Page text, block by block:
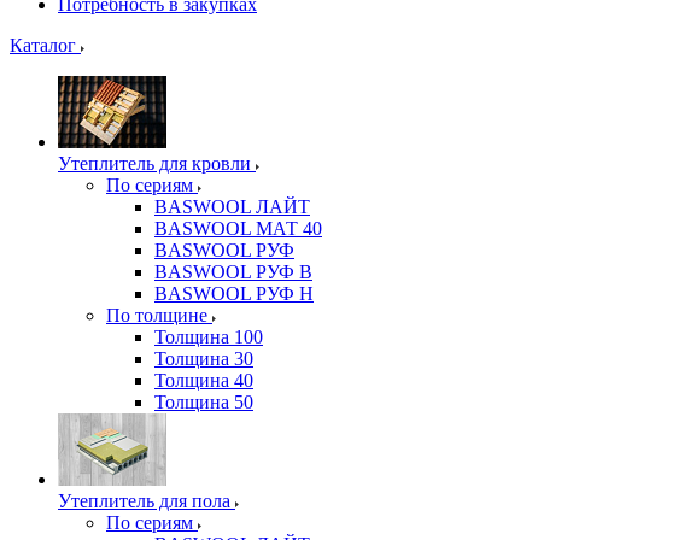
Потребность в закупках
Каталог
Утеплитель для кровли
По сериям
BASWOOL ЛАЙТ
BASWOOL МАТ 40
BASWOOL РУФ
BASWOOL РУФ В
BASWOOL РУФ Н
По толщине
Толщина 100
Толщина 30
Толщина 40
Толщина 50
Утеплитель для пола
По сериям